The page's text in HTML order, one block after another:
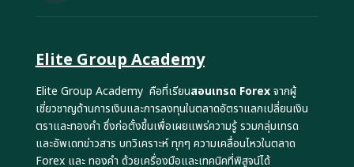
Elite Group Academy
Elite Group Academy คือที่เรียนสอนเทรด Forexจากผู้
เชี่ยวชาญด้านการเงินและการลงทุนในตลาดอัตราแลกเปลี่ยนเงิน
ตราและทองคำ ซึ่งก่อตั้งขึ้นเพื่อเผยแพร่ความรู้ รวมกลุ่มเทรด
และอัพเดทข่าวสาร บทวิเคราะห์ ทุกๆ ความเคลื่อนไหวในตลาด
Forex และ ทองคำ ด้วยเครื่องมือและเทคนิคที่พิสูจน์ได้